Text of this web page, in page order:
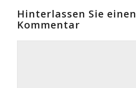
Hinterlassen Sie einen
Kommentar